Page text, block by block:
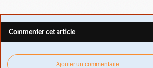
Commenter cet article
Ajouter un commentaire